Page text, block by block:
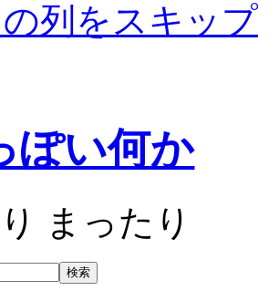
列をスキップ
ぽい何か
まったり